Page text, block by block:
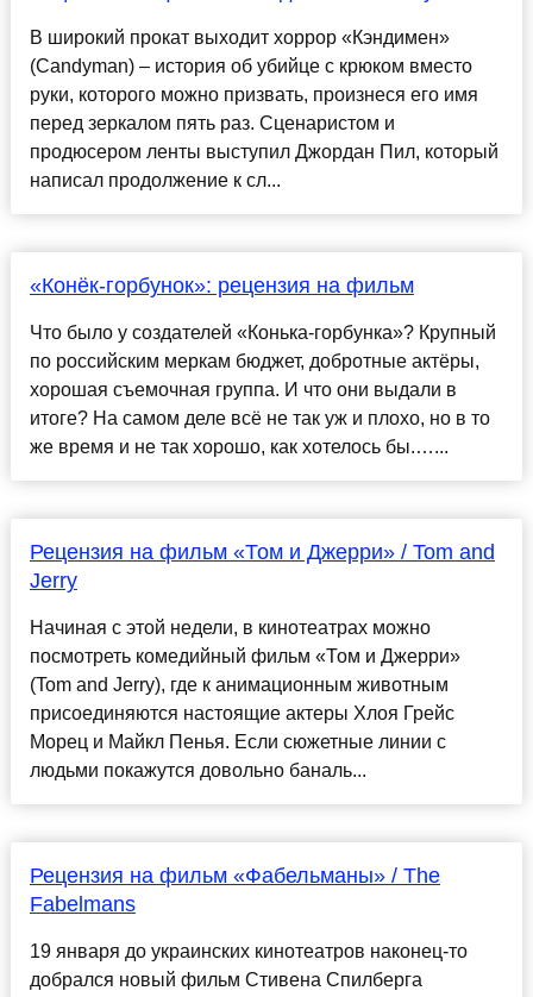
В широкий прокат выходит хоррор «Кэндимен»
(Candyman) – история об убийце с крюком вместо
руки, которого можно призвать, произнеся его имя
перед зеркалом пять раз. Сценаристом и
продюсером ленты выступил Джордан Пил, который
написал продолжение к сл...
«Конёк-горбунок»: рецензия на фильм
Что было у создателей «Конька-горбунка»? Крупный
по российским меркам бюджет, добротные актёры,
хорошая съемочная группа. И что они выдали в
итоге? На самом деле всё не так уж и плохо, но в то
же время и не так хорошо, как хотелось бы.…...
Рецензия на фильм «Том и Джерри» / Tom and
Jerry
Начиная с этой недели, в кинотеатрах можно
посмотреть комедийный фильм «Том и Джерри»
(Tom and Jerry), где к анимационным животным
присоединяются настоящие актеры Хлоя Грейс
Морец и Майкл Пенья. Если сюжетные линии с
людьми покажутся довольно баналь...
Рецензия на фильм «Фабельманы» / The
Fabelmans
19 января до украинских кинотеатров наконец-то
добрался новый фильм Стивена Спилберга